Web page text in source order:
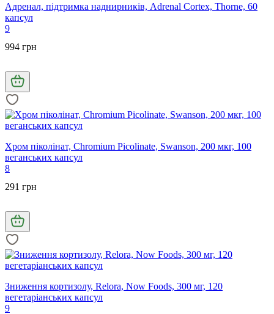
Адренал, підтримка наднирників, Adrenal Cortex, Thorne, 60
капсул
9
994 грн
Хром піколінат, Chromium Picolinate, Swanson, 200 мкг, 100
веганських капсул
8
291 грн
Зниження кортизолу, Relora, Now Foods, 300 мг, 120
вегетаріанських капсул
9